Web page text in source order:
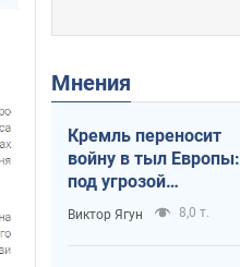
Мнения
Кремль переносит
войну в тыл Европы:
под угрозой
критическая
логистика
Виктор Ягун 8,0 т.